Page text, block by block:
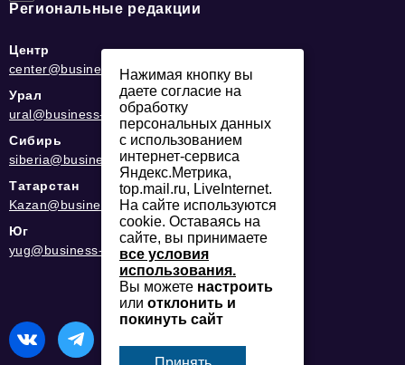
Региональные редакции
Центр
center@business-magazine.online
Урал
ural@business-magazine.online
Сибирь
siberia@business-magazine.online
Татарстан
Kazan@business-magazine.online
Юг
yug@business-magazine.online
Нажимая кнопку вы
даете согласие на
обработку
персональных данных
с использованием
интернет-сервиса
Яндекс.Метрика,
top.mail.ru, LiveInternet.
На сайте используются
cookie. Оставаясь на
сайте, вы принимаете
все условия
использования.
Вы можете настроить
или отклонить и
покинуть сайт